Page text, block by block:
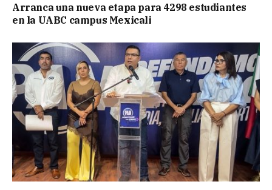
Arranca una nueva etapa para 4298 estudiantes
en la UABC campus Mexicali